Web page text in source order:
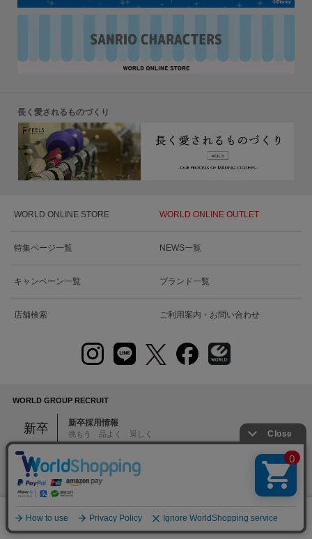
絞り込む
長く愛されるものづくり
WORLD ONLINE STORE WORLD ONLINE OUTLET
特集ページ一覧 NEWS一覧
キャンペーン一覧 ブランド一覧
店舗検索 ご利用案内・お問い合わせ
WORLD GROUP RECRUIT
新卒 新卒採用情報
挑もう 品よく 逞しく
中途
販売スタッフ募集
アルバイト・パート・正社員
本部スタッフ募集